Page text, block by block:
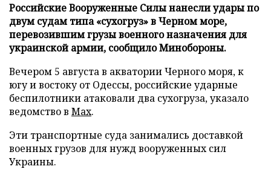
Российские Вооруженные Силы нанесли удары по
двум судам типа «сухогруз» в Черном море,
перевозившим грузы военного назначения для
украинской армии, сообщило Минобороны.
Вечером 5 августа в акватории Черного моря, к
югу и востоку от Одессы, российские ударные
беспилотники атаковали два сухогруза, указало
ведомство в Max.
Эти транспортные суда занимались доставкой
военных грузов для нужд вооруженных сил
Украины.